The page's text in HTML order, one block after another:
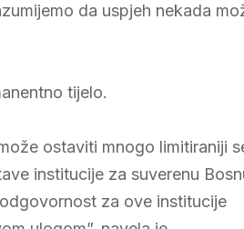
da uspjeh nekada
tijelo.
ostaviti mnogo limitiraniji
institucije za suverenu
za ove institucije